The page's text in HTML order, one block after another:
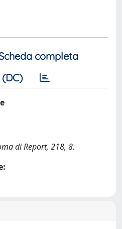
completa
di Report, 218, 8.